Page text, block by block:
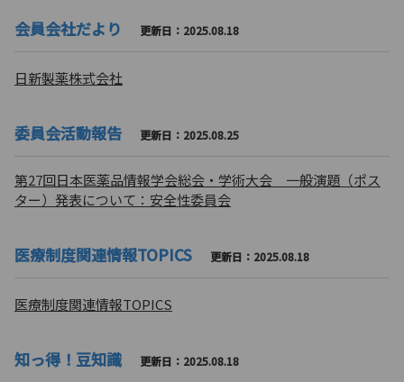
会員会社だより 更新日：2025.08.18
日新製薬株式会社
委員会活動報告 更新日：2025.08.25
第27回日本医薬品情報学会総会・学術大会 一般演題（ポス
ター）発表について：安全性委員会
医療制度関連情報TOPICS 更新日：2025.08.18
医療制度関連情報TOPICS
知っ得！豆知識 更新日：2025.08.18